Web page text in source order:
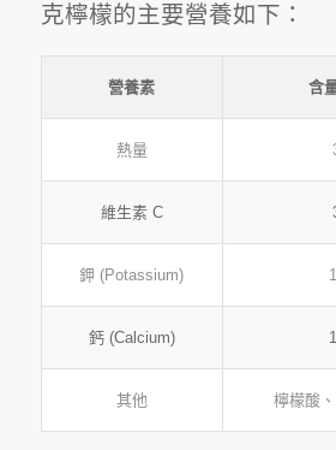
克檸檬的主要營養如下：
營養素 含
熱量
維生素 C
鉀 (Potassium)
鈣 (Calcium)
其他 檸檬酸